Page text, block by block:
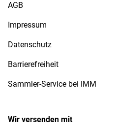
AGB
Impressum
Datenschutz
Barrierefreiheit
Sammler-Service bei IMM
Wir versenden mit